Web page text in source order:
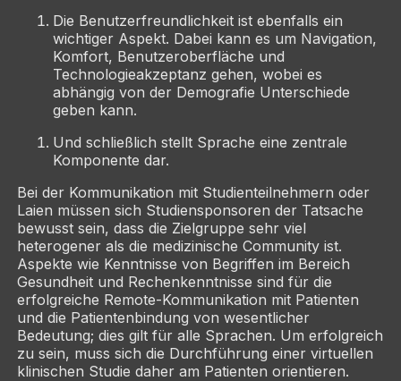
Die Benutzerfreundlichkeit ist ebenfalls ein
wichtiger Aspekt. Dabei kann es um Navigation,
Komfort, Benutzeroberfläche und
Technologieakzeptanz gehen, wobei es
abhängig von der Demografie Unterschiede
geben kann.
Und schließlich stellt Sprache eine zentrale
Komponente dar.
Bei der Kommunikation mit Studienteilnehmern oder
Laien müssen sich Studiensponsoren der Tatsache
bewusst sein, dass die Zielgruppe sehr viel
heterogener als die medizinische Community ist.
Aspekte wie Kenntnisse von Begriffen im Bereich
Gesundheit und Rechenkenntnisse sind für die
erfolgreiche Remote-Kommunikation mit Patienten
und die Patientenbindung von wesentlicher
Bedeutung; dies gilt für alle Sprachen. Um erfolgreich
zu sein, muss sich die Durchführung einer virtuellen
klinischen Studie daher am Patienten orientieren.